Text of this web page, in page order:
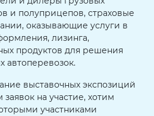
и полуприцепов, страховые
оказывающие услуги в
лизинга,
продуктов для решения
автоперевозок.
выставочных экспозиций
на участие, хотим
участниками